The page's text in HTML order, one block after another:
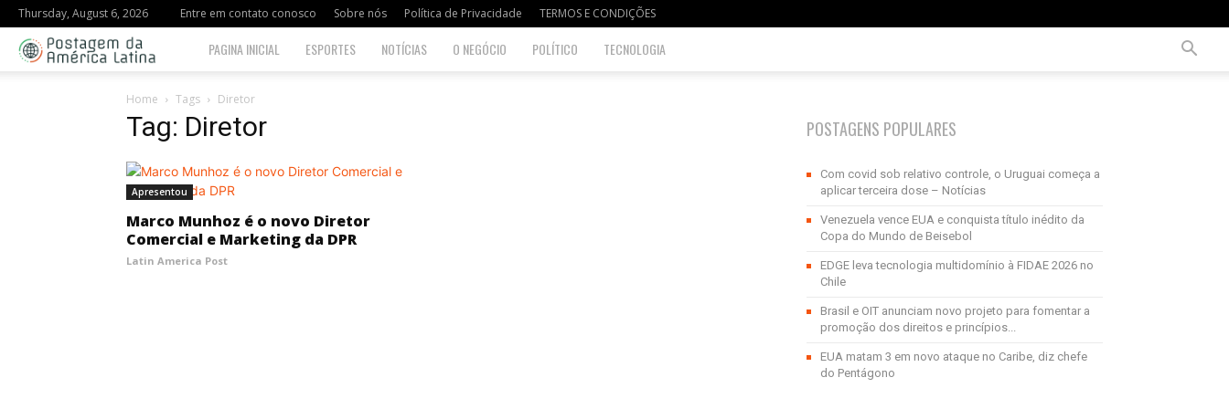
Thursday, August 6, 2026 Entre em contato conosco Sobre nós Política de Privacidade TERMOS E CONDIÇÕES
Postagem
América
Latina
PAGINA INICIAL ESPORTES NOTÍCIAS O NEGÓCIO POLÍTICO TECNOLOGIA
Home Tags Diretor
Tag: Diretor
Apresentou
Marco Munhoz é o novo Diretor
Comercial e Marketing da DPR
Latin America Post
POSTAGENS POPULARES
Com covid sob relativo controle, o Uruguai começa a
aplicar terceira dose – Notícias
Venezuela vence EUA e conquista título inédito da
Copa do Mundo de Beisebol
EDGE leva tecnologia multidomínio à FIDAE 2026 no
Chile
Brasil e OIT anunciam novo projeto para fomentar a
promoção dos direitos e princípios...
EUA matam 3 em novo ataque no Caribe, diz chefe
do Pentágono